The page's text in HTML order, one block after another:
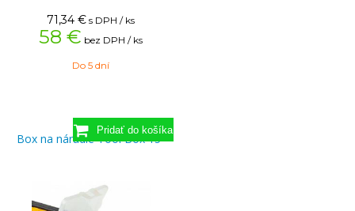
71,34 € s DPH / ks
58 € bez DPH / ks
Do 5 dní
Box na náradie Tool Box 15"